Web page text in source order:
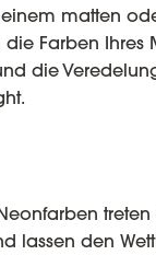
matten
Farben Ihres
die
treten
lassen den